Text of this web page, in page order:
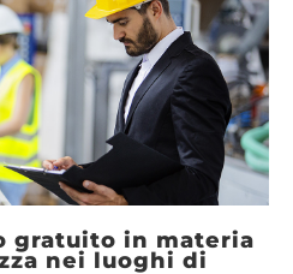
gratuito in materia
nei luoghi di